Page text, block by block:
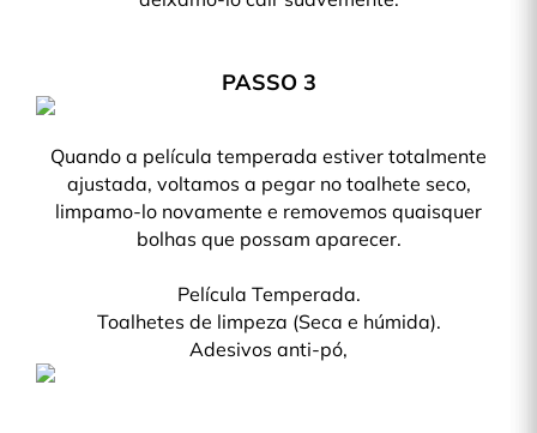
PASSO 3
Quando a película temperada estiver totalmente
ajustada, voltamos a pegar no toalhete seco,
limpamo-lo novamente e removemos quaisquer
bolhas que possam aparecer.
Película Temperada.
Toalhetes de limpeza (Seca e húmida).
Adesivos anti-pó,